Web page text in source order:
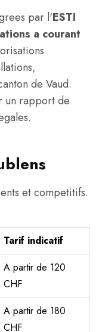
par l'ESTI
a courant
de Vaud.
un rapport de
et competitifs.
Tarif indicatif
A partir de 120
CHF
A partir de 180
CHF